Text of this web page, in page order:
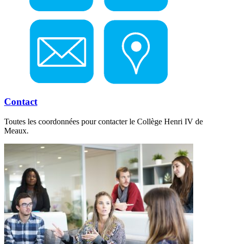
Contact
Toutes les coordonnées pour contacter le Collège Henri IV de
Meaux.